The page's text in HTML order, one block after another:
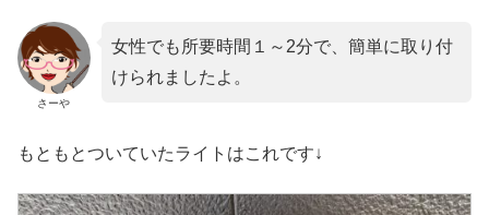
さーや
女性でも所要時間１～2分で、簡単に取り付
けられましたよ。
もともとついていたライトはこれです↓